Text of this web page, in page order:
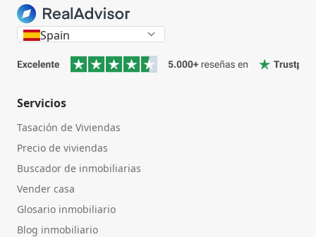
Spain
Servicios
Tasación de Viviendas
Precio de viviendas
Buscador de inmobiliarias
Vender casa
Glosario inmobiliario
Blog inmobiliario